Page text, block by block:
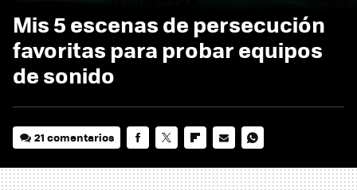
Mis 5 escenas de persecución
favoritas para probar equipos
de sonido
21 comentarios
MAIL